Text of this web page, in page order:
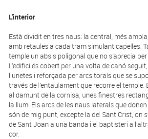
L'interior
Està dividit en tres naus: la central, més
amb retaules a cada tram simulant capelles.
temple un absis poligonal que no s’aprecia
L’edifici és cobert per una volta de canó
llunetes i reforçada per arcs torals que se
través de l’entaulament que recorre el temple.
al damunt de la cornisa, unes finestres
la llum. Els arcs de les naus laterals que
són de mig punt, excepte la del Sant Crist, on
de Sant Joan a una banda i el baptisteri a
cor.